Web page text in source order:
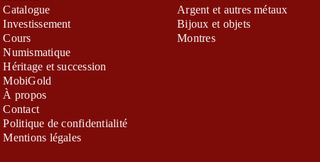
Catalogue
Investissement
Cours
Numismatique
Héritage et succession
MobiGold
À propos
Contact
Politique de confidentialité
Mentions légales
Argent et autres métaux
Bijoux et objets
Montres